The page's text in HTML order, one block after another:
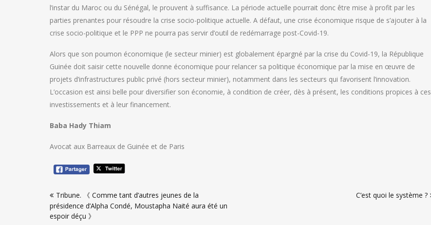
l’instar du Maroc ou du Sénégal, le prouvent à suffisance. La période actuelle pourrait donc être mise à profit par les
parties prenantes pour résoudre la crise socio-politique actuelle. A défaut, une crise économique risque de s’ajouter à la
crise socio-politique et le PPP ne pourra pas servir d’outil de redémarrage post-Covid-19.
Alors que son poumon économique (le secteur minier) est globalement épargné par la crise du Covid-19, la République
Guinée doit saisir cette nouvelle donne économique pour relancer sa politique économique par la mise en œuvre de
projets d’infrastructures public privé (hors secteur minier), notamment dans les secteurs qui favorisent l’innovation.
L’occasion est ainsi belle pour diversifier son économie, à condition de créer, dès à présent, les conditions propices à ces
investissements et à leur financement.
Baba Hady Thiam
Avocat aux Barreaux de Guinée et de Paris
de
l’article
Tribune. 《 Comme tant d’autres jeunes de la
présidence d’Alpha Condé, Moustapha Naité aura été un
espoir déçu 》
C’est quoi le système ?